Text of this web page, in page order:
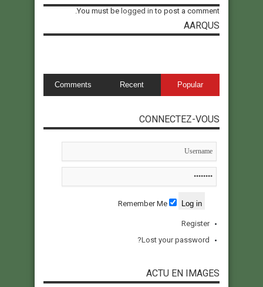
You must be logged in to post a comment.
AARQUS
Popular
Recent
Comments
CONNECTEZ-VOUS
Register
Lost your password?
ACTU EN IMAGES